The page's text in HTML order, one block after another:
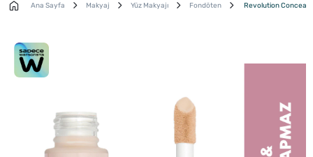
Ana Sayfa Makyaj Yüz Makyajı Fondöten Revolution Conceal